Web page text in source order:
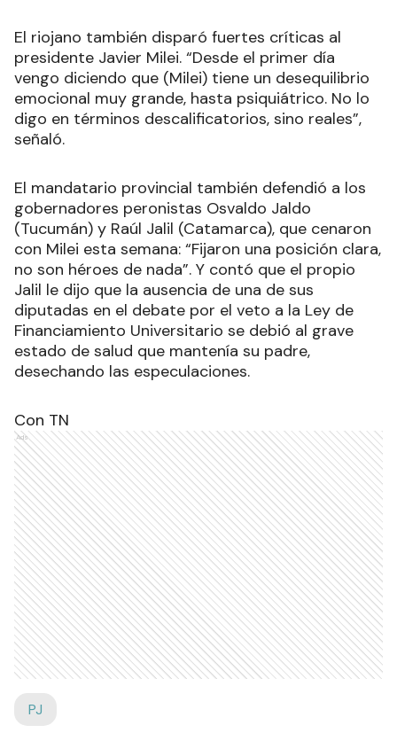
El riojano también disparó fuertes críticas al
presidente Javier Milei. “Desde el primer día
vengo diciendo que (Milei) tiene un desequilibrio
emocional muy grande, hasta psiquiátrico. No lo
digo en términos descalificatorios, sino reales”,
señaló.
El mandatario provincial también defendió a los
gobernadores peronistas Osvaldo Jaldo
(Tucumán) y Raúl Jalil (Catamarca), que cenaron
con Milei esta semana: “Fijaron una posición clara,
no son héroes de nada”. Y contó que el propio
Jalil le dijo que la ausencia de una de sus
diputadas en el debate por el veto a la Ley de
Financiamiento Universitario se debió al grave
estado de salud que mantenía su padre,
desechando las especulaciones.
Con TN
Ads
PJ